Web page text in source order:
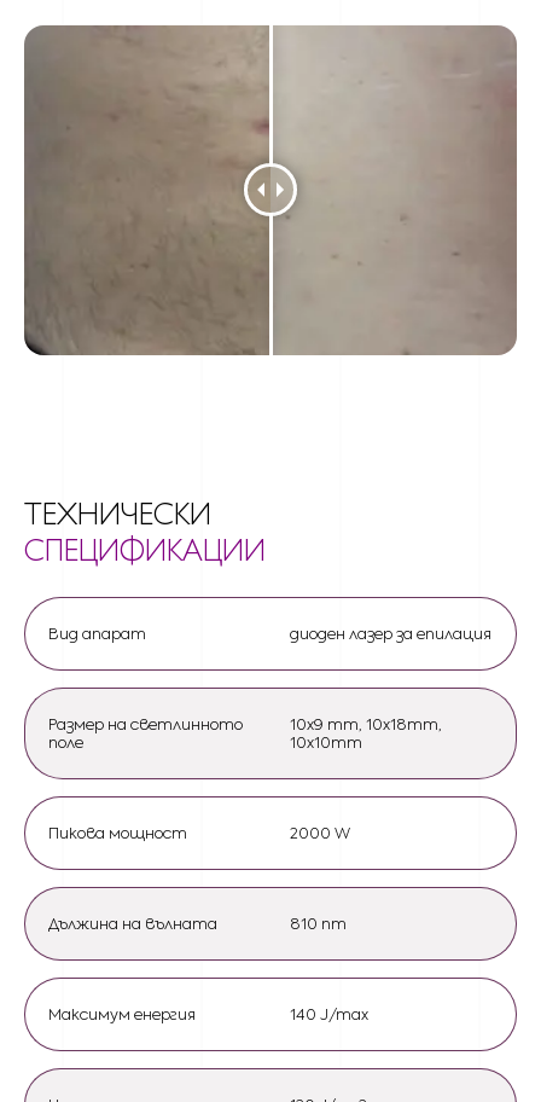
ТЕХНИЧЕСКИ
СПЕЦИФИКАЦИИ
Вид апарат диоден лазер за епилация
Размер на светлинното
поле
10х9 mm, 10x18mm,
10x10mm
Пикова мощност 2000 W
Дължина на вълната 810 nm
Максимум енергия 140 J/max